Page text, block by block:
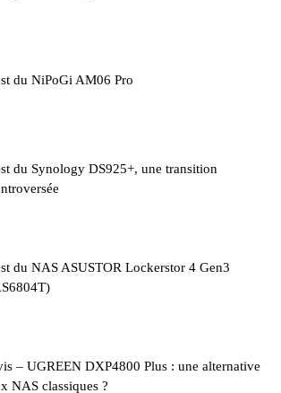
du NiPoGi AM06 Pro
du Synology DS925+, une transition
du NAS ASUSTOR Lockerstor 4 Gen3
– UGREEN DXP4800 Plus : une alternative
NAS classiques ?